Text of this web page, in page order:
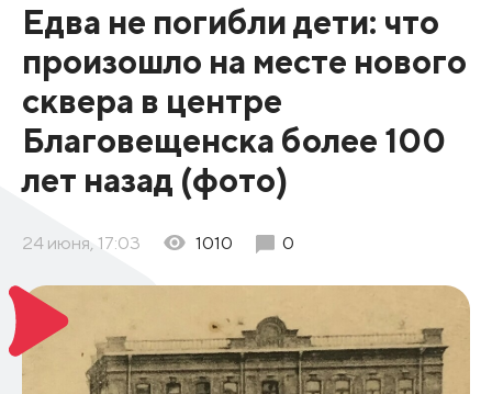
Едва не погибли дети: что
произошло на месте нового
сквера в центре
Благовещенска более 100
лет назад (фото)
24 июня, 17:03 1010 0